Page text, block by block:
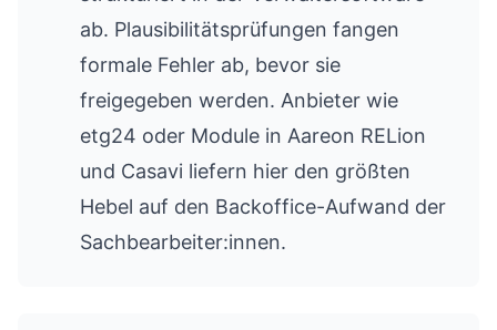
ab. Plausibilitätsprüfungen fangen
formale Fehler ab, bevor sie
freigegeben werden. Anbieter wie
etg24 oder Module in Aareon RELion
und Casavi liefern hier den größten
Hebel auf den Backoffice-Aufwand der
Sachbearbeiter:innen.